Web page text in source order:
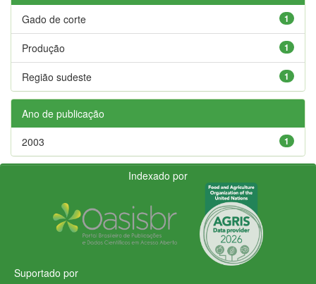
1
Gado de corte
1
Produção
1
Região sudeste
Ano de publicação
1
2003
Indexado por
Suportado por